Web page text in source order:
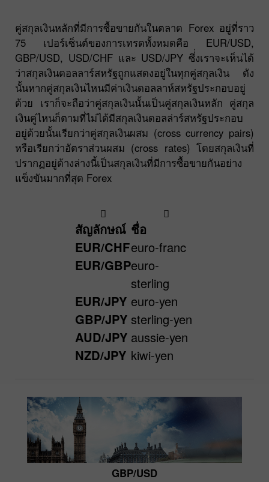
คู่สกุลเงินหลักที่มีการซื้อขายกันในตลาด Forex อยู่ที่ราว
75 เปอร์เซ็นต์ของการเทรดทั้งหมดคือ EUR/USD,
GBP/USD, USD/CHF และ USD/JPY ซึ่่งเราจะเห็นได้
ว่าสกุลเงินดอลลาร์สหรัฐถูกแสดงอยู่ในทุกคู่สกุลเงิน ดัง
นั้นหากคู่สกุลเงินไหนมีค่าเงินดอลลาห์สหรัฐประกอบอยู่
ด้วย เราก็จะถือว่าคู่สกุลเงินนั้นเป็นคู่สกุลเงินหลัก คู่สกุล
เงินคู่ไหนก็ตามที่ไม่ได้มีสกุลเงินดอลล่าร์สหรัฐประกอบ
อยู่ด้วยนั้นเรียกว่าคู่สกุลเงินผสม (cross currency pairs)
หรือเรียกว่าอัตราส่วนผสม (cross rates) โดยสกุลเงินที่
ปรากฏอยู่ด้างล่างนี้เป็นสกุลเงินที่มีการซื้อขายกันอย่าง
แข็งขันมากที่สุด Forex
สัญลักษณ์ ชื่อ
EUR/CHFeuro-franc
EUR/GBPeuro-
sterling
EUR/JPY euro-yen
GBP/JPY sterling-yen
AUD/JPY aussie-yen
NZD/JPY kiwi-yen
GBP/USD